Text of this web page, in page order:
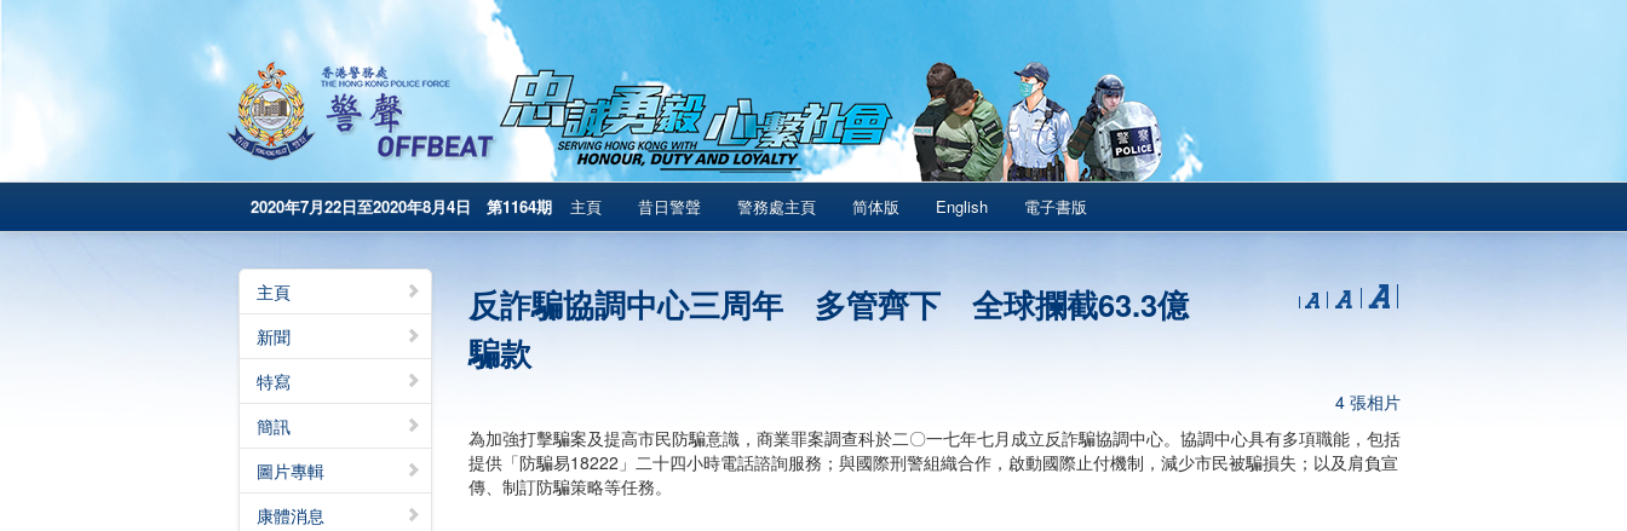
2020年7月22日至2020年8月4日 第1164期 主頁 昔日警聲 警務處主頁 简体版 English 電子書版
主頁
新聞
特寫
簡訊
圖片專輯
康體消息
反詐騙協調中心三周年 多管齊下 全球攔截63.3億
騙款
4 張相片
為加強打擊騙案及提高市民防騙意識，商業罪案調查科於二〇一七年七月成立反詐騙協調中心。協調中心具有多項職能，包括
提供「防騙易18222」二十四小時電話諮詢服務；與國際刑警組織合作，啟動國際止付機制，減少市民被騙損失；以及肩負宣
傳、制訂防騙策略等任務。